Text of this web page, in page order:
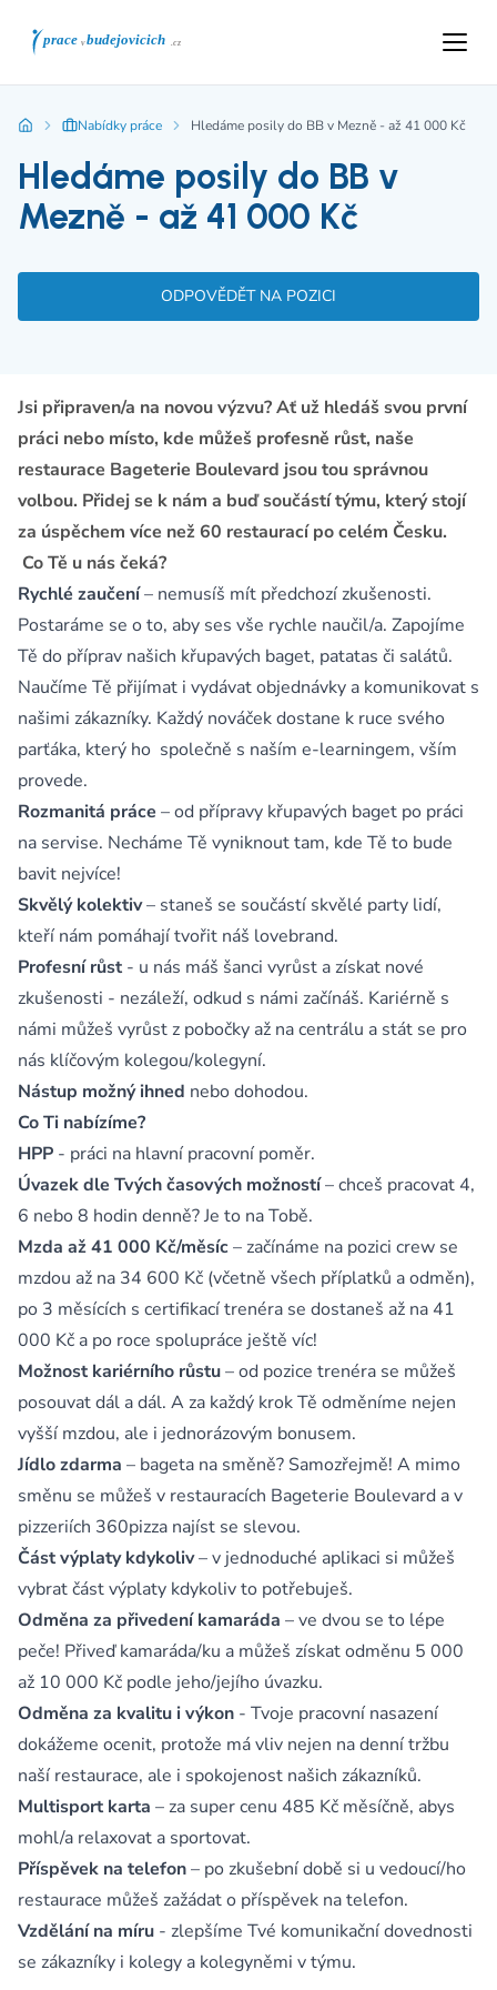
Nabídky práce Hledáme posily do BB v Mezně - až 41 000 Kč
Hledáme posily do BB v
Mezně - až 41 000 Kč
ODPOVĚDĚT NA POZICI
Jsi připraven/a na novou výzvu? Ať už hledáš svou první
práci nebo místo, kde můžeš profesně růst, naše
restaurace Bageterie Boulevard jsou tou správnou
volbou. Přidej se k nám a buď součástí týmu, který stojí
za úspěchem více než 60 restaurací po celém Česku.
Co Tě u nás čeká?
Rychlé zaučení– nemusíš mít předchozí zkušenosti.
Postaráme se o to, aby ses vše rychle naučil/a. Zapojíme
Tě do příprav našich křupavých baget, patatas či salátů.
Naučíme Tě přijímat i vydávat objednávky a komunikovat s
našimi zákazníky. Každý nováček dostane k ruce svého
parťáka, který ho společně s naším e-learningem, vším
provede.
Rozmanitá práce – od přípravy křupavých baget po práci
na servise. Necháme Tě vyniknout tam, kde Tě to bude
bavit nejvíce!
Skvělý kolektiv– staneš se součástí skvělé party lidí,
kteří nám pomáhají tvořit náš lovebrand.
Profesní růst - u nás máš šanci vyrůst a získat nové
zkušenosti - nezáleží, odkud s námi začínáš. Kariérně s
námi můžeš vyrůst z pobočky až na centrálu a stát se pro
nás klíčovým kolegou/kolegyní.
Nástup možný ihned nebo dohodou.
Co Ti nabízíme?
HPP - práci na hlavní pracovní poměr.
Úvazek dle Tvých časových možností– chceš pracovat 4,
6 nebo 8 hodin denně? Je to na Tobě.
Mzda až 41 000 Kč/měsíc– začínáme na pozici crew se
mzdou až na 34 600 Kč (včetně všech příplatků a odměn),
po 3 měsících s certifikací trenéra se dostaneš až na 41
000 Kč a po roce spolupráce ještě víc!
Možnost kariérního růstu– od pozice trenéra se můžeš
posouvat dál a dál. A za každý krok Tě odměníme nejen
vyšší mzdou, ale i jednorázovým bonusem.
Jídlo zdarma – bageta na směně? Samozřejmě! A mimo
směnu se můžeš v restauracích Bageterie Boulevard a v
pizzeriích 360pizza najíst se slevou.
Část výplaty kdykoliv– v jednoduché aplikaci si můžeš
vybrat část výplaty kdykoliv to potřebuješ.
Odměna za přivedení kamaráda – ve dvou se to lépe
peče! Přiveď kamaráda/ku a můžeš získat odměnu 5 000
až 10 000 Kč podle jeho/jejího úvazku.
Odměna za kvalitu i výkon - Tvoje pracovní nasazení
dokážeme ocenit, protože má vliv nejen na denní tržbu
naší restaurace, ale i spokojenost našich zákazníků.
Multisport karta – za super cenu 485 Kč měsíčně, abys
mohl/a relaxovat a sportovat.
Příspěvek na telefon– po zkušební době si u vedoucí/ho
restaurace můžeš zažádat o příspěvek na telefon.
Vzdělání na míru - zlepšíme Tvé komunikační dovednosti
se zákazníky i kolegy a kolegyněmi v týmu.